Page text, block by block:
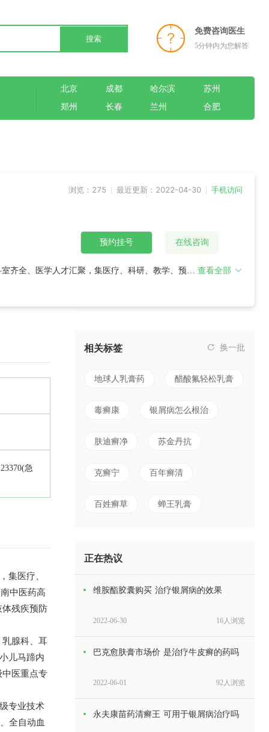
搜索
免费咨询医生
5分钟内为您解答
北京
郑州
成都
长春
哈尔滨
兰州
苏州
合肥
浏览：275 最近更新：2022-04-30 手机访问
齐全、医学人才汇聚，集医疗、科研、教学、预防 查看全部
预约挂号 在线咨询
急
医疗、
中医药高
残疾预防
腺科、耳
儿马蹄内
医重点专
专业技术
全自动血
相关标签 换一批
地球人乳膏药 醋酸氟轻松乳膏
毒癣康 银屑病怎么根治
肤迪癣净 苏金丹抗
克癣宁 百年癣清
百姓癣草 蝉王乳膏
正在热议
维胺酯胶囊购买 治疗银屑病的效果
2022-06-30 16人浏览
巴克愈肤膏市场价 是治疗牛皮癣的药吗
2022-06-01 92人浏览
永夫康苗药清癣王 可用于银屑病治疗吗